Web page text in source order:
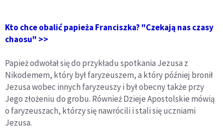
Kto chce obalić papieża Franciszka? "Czekają nas czasy
chaosu" >>
Papież odwołał się do przykładu spotkania Jezusa z
Nikodemem, który był faryzeuszem, a który później bronił
Jezusa wobec innych faryzeuszy i był obecny także przy
Jego złożeniu do grobu. Również Dzieje Apostolskie mówią
o faryzeuszach, którzy się nawrócili i stali się uczniami
Jezusa.